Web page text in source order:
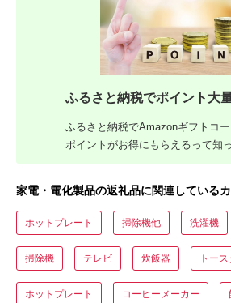
ふるさと納税でポイント大
ふるさと納税でAmazonギフトコ
ポイントがお得にもらえるって知
家電・電化製品の返礼品に関連している
ホットプレート 掃除機他 洗濯機
掃除機 テレビ 炊飯器 トー
ホットプレート コーヒーメーカー